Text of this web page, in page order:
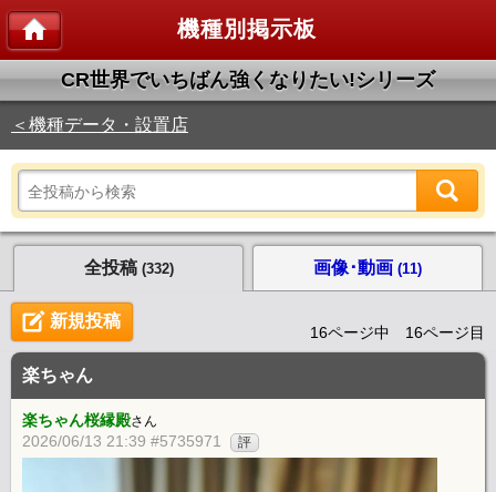
機種別掲示板
CR世界でいちばん強くなりたい!シリーズ
＜機種データ・設置店
全投稿 (332) 画像･動画 (11)
新規投稿
16ページ中 16ページ目
楽ちゃん
楽ちゃん桜縁殿さん
2026/06/13 21:39 #5735971 評